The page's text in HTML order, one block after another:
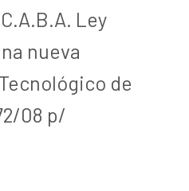
Ley
nueva
de
08 p/